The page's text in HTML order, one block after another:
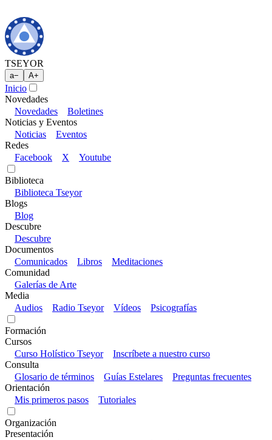
TSEYOR
a− A+
Inicio
Novedades
Novedades
Boletines
Noticias y Eventos
Noticias
Eventos
Redes
Facebook
X Youtube
Biblioteca
Biblioteca Tseyor
Blogs
Blog
Descubre
Descubre
Documentos
Comunicados
Libros
Meditaciones
Comunidad
Galerías de Arte
Media
Audios
Radio Tseyor Vídeos Psicografías
Formación
Cursos
Curso Holístico Tseyor
Inscríbete a nuestro curso
Consulta
Glosario de términos
Guías Estelares
Preguntas frecuentes
Orientación
Mis primeros pasos
Tutoriales
Organización
Presentación